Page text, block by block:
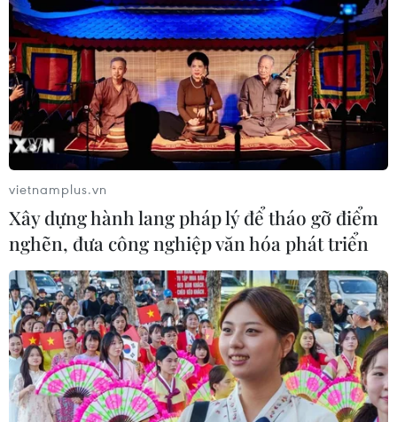
TIN CÙNG CHUYÊN MỤC
vietnamplus.vn
Xây dựng hành lang pháp lý để tháo gỡ điểm
nghẽn, đưa công nghiệp văn hóa phát triển